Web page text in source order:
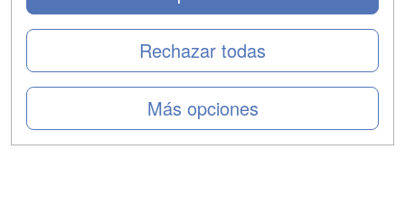
Más opciones
Rechazar todas